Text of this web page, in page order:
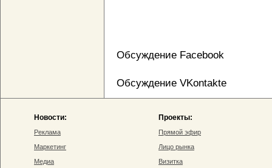
Обсуждение Facebook
Обсуждение VKontakte
Новости:
Реклама
Маркетинг
Медиа
Проекты:
Прямой эфир
Лицо рынка
Визитка